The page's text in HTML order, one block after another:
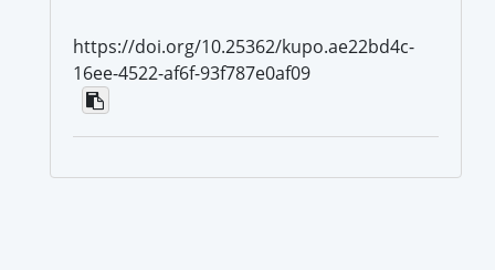
https://doi.org/10.25362/kupo.ae22bd4c-
16ee-4522-af6f-93f787e0af09